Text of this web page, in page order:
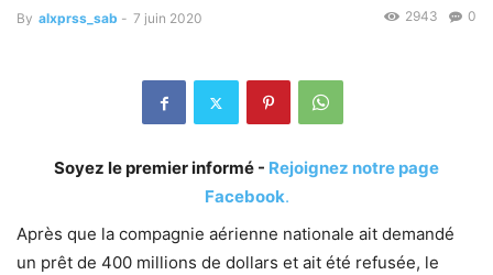
By alxprss_sab - 7 juin 2020 0
2943
Soyez le premier informé - Rejoignez notre page
Facebook.
Après que la compagnie aérienne nationale ait demandé
un prêt de 400 millions de dollars et ait été refusée, le